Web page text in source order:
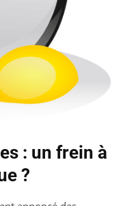
: un frein à
?